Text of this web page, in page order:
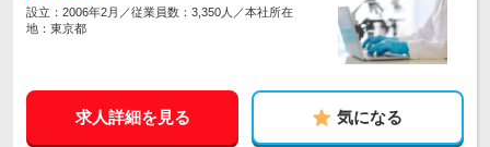
設立：2006年2月／従業員数：3,350人／本社所在
地：東京都
求人詳細を見る 気になる